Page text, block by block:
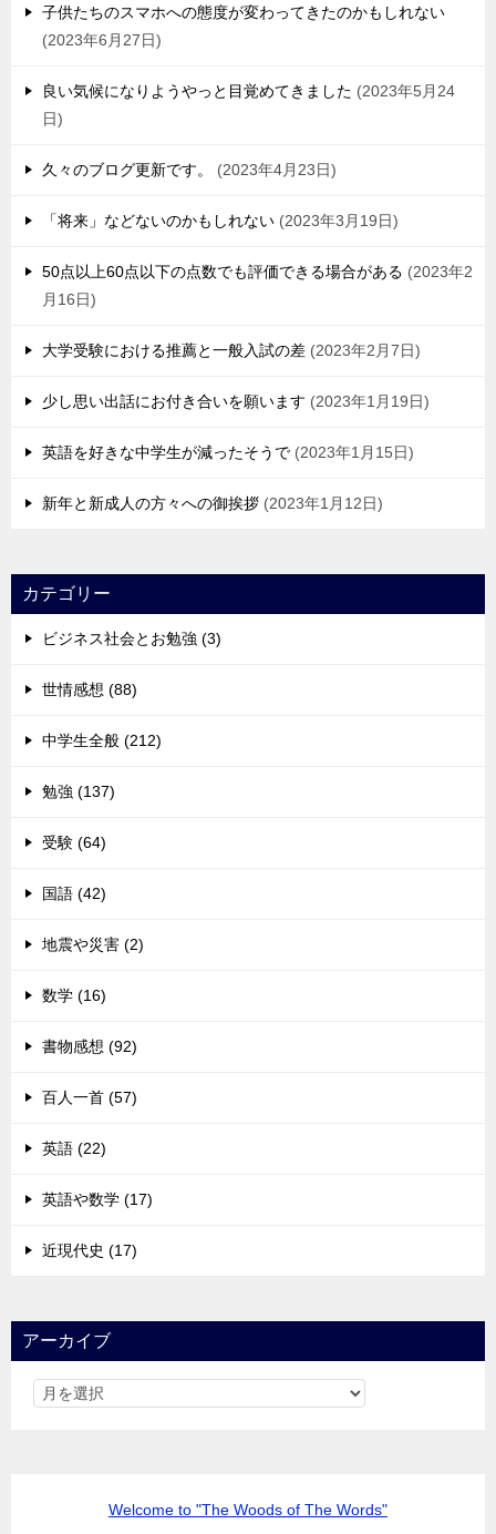
子供たちのスマホへの態度が変わってきたのかもしれない
2023年6月27日
良い気候になりようやっと目覚めてきました
2023年5月24
日
久々のブログ更新です。 2023年4月23日
「将来」などないのかもしれない 2023年3月19日
50点以上60点以下の点数でも評価できる場合がある
2023年2
月16日
大学受験における推薦と一般入試の差 2023年2月7日
少し思い出話にお付き合いを願います 2023年1月19日
英語を好きな中学生が減ったそうで 2023年1月15日
新年と新成人の方々への御挨拶 2023年1月12日
カテゴリー
ビジネス社会とお勉強 (3)
世情感想 (88)
中学生全般 (212)
勉強 (137)
受験 (64)
国語 (42)
地震や災害 (2)
数学 (16)
書物感想 (92)
百人一首 (57)
英語 (22)
英語や数学 (17)
近現代史 (17)
アーカイブ
Welcome to "The Woods of The Words"